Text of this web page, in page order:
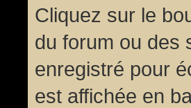
Cliquez sur le
du forum ou des
enregistré pour
est affichée en